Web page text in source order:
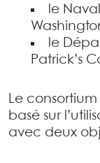
le
le
Patrick’s
Le consortium
basé sur
avec deux